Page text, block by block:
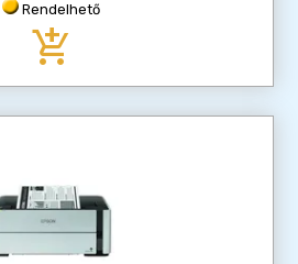
Rendelhető
add_shopping_cart